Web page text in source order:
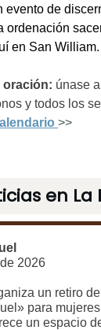
evento de
ordenación
en San William.
oración: únase
y todos los
>>
en La
2026
un retiro
para
un espacio